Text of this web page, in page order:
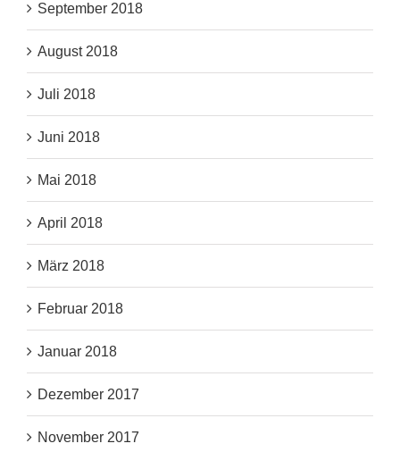
September 2018
August 2018
Juli 2018
Juni 2018
Mai 2018
April 2018
März 2018
Februar 2018
Januar 2018
Dezember 2017
November 2017